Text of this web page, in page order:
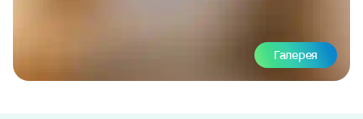
Галерея